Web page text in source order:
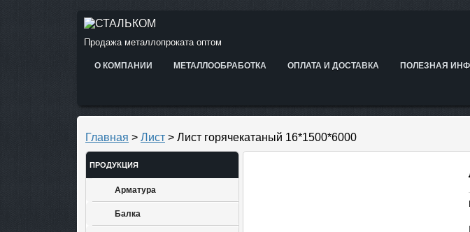
Продажа металлопроката оптом
О КОМПАНИИ МЕТАЛЛООБРАБОТКА ОПЛАТА И ДОСТАВКА ПОЛЕЗНАЯ
Главная > Лист > Лист горячекатаный 16*1500*6000
ПРОДУКЦИЯ
Арматура
Балка